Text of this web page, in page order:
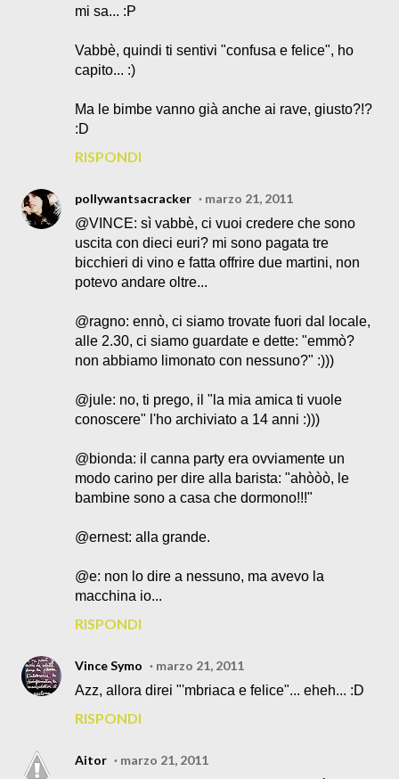
mi sa... :P
Vabbè, quindi ti sentivi "confusa e felice", ho
capito... :)
Ma le bimbe vanno già anche ai rave, giusto?!?
:D
RISPONDI
pollywantsacracker
marzo 21, 2011
@VINCE: sì vabbè, ci vuoi credere che sono
uscita con dieci euri? mi sono pagata tre
bicchieri di vino e fatta offrire due martini, non
potevo andare oltre...
@ragno: ennò, ci siamo trovate fuori dal locale,
alle 2.30, ci siamo guardate e dette: "emmò?
non abbiamo limonato con nessuno?" :)))
@jule: no, ti prego, il "la mia amica ti vuole
conoscere" l'ho archiviato a 14 anni :)))
@bionda: il canna party era ovviamente un
modo carino per dire alla barista: "ahòòò, le
bambine sono a casa che dormono!!!"
@ernest: alla grande.
@e: non lo dire a nessuno, ma avevo la
macchina io...
RISPONDI
Vince Symo
marzo 21, 2011
Azz, allora direi "'mbriaca e felice"... eheh... :D
RISPONDI
Aitor
marzo 21, 2011